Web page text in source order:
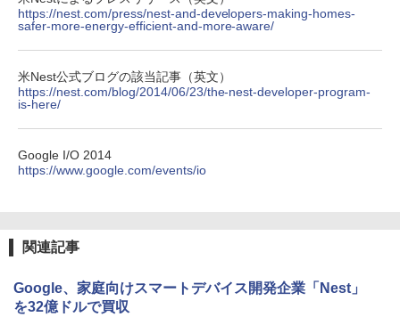
https://nest.com/press/nest-and-developers-making-homes-
safer-more-energy-efficient-and-more-aware/
米Nest公式ブログの該当記事（英文）
https://nest.com/blog/2014/06/23/the-nest-developer-program-
is-here/
Google I/O 2014
https://www.google.com/events/io
関連記事
Google、家庭向けスマートデバイス開発企業「Nest」
を32億ドルで買収